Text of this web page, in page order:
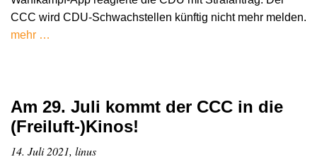
CCC wird CDU-Schwachstellen künftig nicht mehr melden.
mehr …
Am 29. Juli kommt der CCC in die
(Freiluft-)Kinos!
14. Juli 2021, linus